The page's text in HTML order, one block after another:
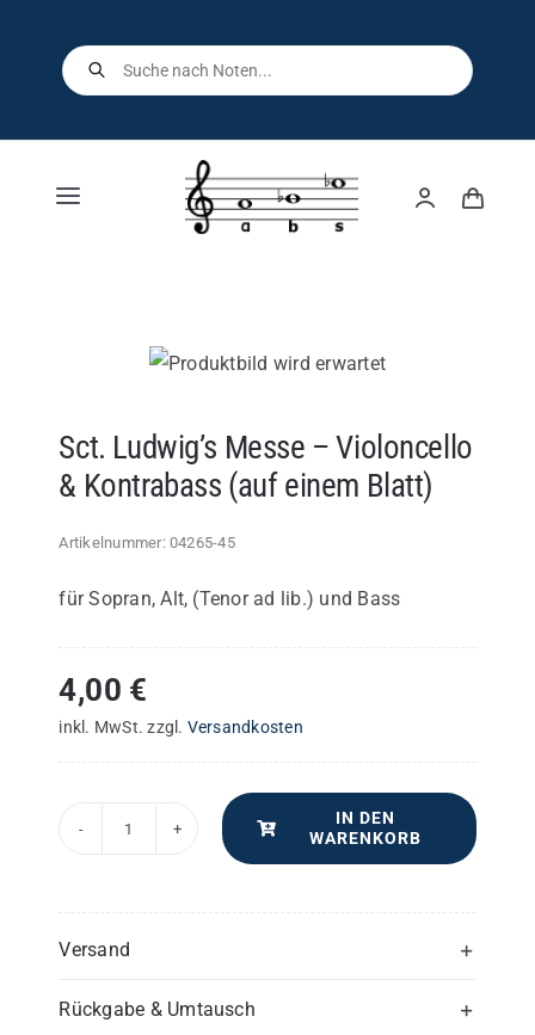
content
Products
search
Toggle
Kontakt
Sct. Ludwig’s Messe – Violoncello
& Kontrabass (auf einem Blatt)
Artikelnummer: 04265-45
für Sopran, Alt, (Tenor ad lib.) und Bass
4,00 €
inkl. MwSt. zzgl. Versandkosten
–
&
IN DEN
WARENKORB
Versand
Rückgabe & Umtausch